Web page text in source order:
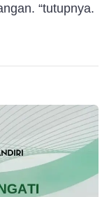
“tutupnya.